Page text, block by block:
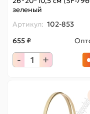
зеленый
Артикул: 102-853
655 ₽
- +